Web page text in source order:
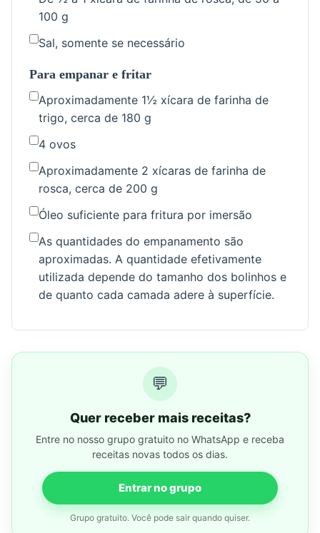
100 g
Sal, somente se necessário
Para empanar e fritar
Aproximadamente 1½ xícara de farinha de
trigo, cerca de 180 g
4 ovos
Aproximadamente 2 xícaras de farinha de
rosca, cerca de 200 g
Óleo suficiente para fritura por imersão
As quantidades do empanamento são
aproximadas. A quantidade efetivamente
utilizada depende do tamanho dos bolinhos e
de quanto cada camada adere à superfície.
💬
Quer receber mais receitas?
Entre no nosso grupo gratuito no WhatsApp e receba
receitas novas todos os dias.
Entrar no grupo
Grupo gratuito. Você pode sair quando quiser.